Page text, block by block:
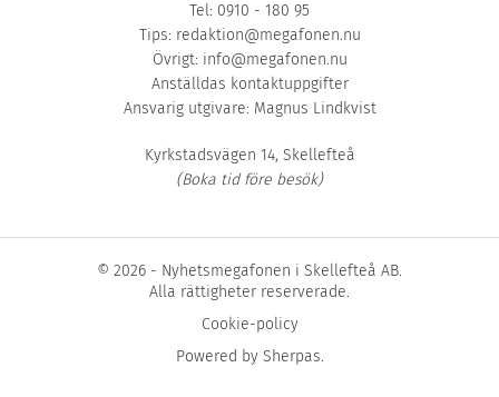
Tel: 0910 - 180 95
Tips: redaktion@megafonen.nu
Övrigt: info@megafonen.nu
Anställdas kontaktuppgifter
Ansvarig utgivare: Magnus Lindkvist
Kyrkstadsvägen 14, Skellefteå
(Boka tid före besök)
© 2026 - Nyhetsmegafonen i Skellefteå AB.
Alla rättigheter reserverade.
Cookie-policy
Powered by Sherpas.